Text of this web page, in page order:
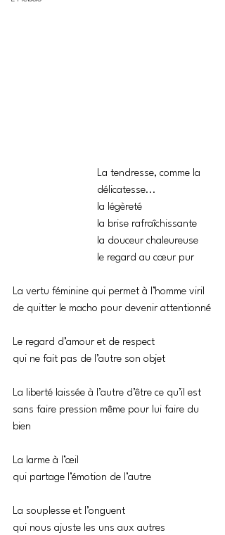
La tendresse, comme la
délicatesse...
la légèreté
la brise rafraîchissante
la douceur chaleureuse
le regard au cœur pur
La vertu féminine qui permet à l’homme viril
de quitter le macho pour devenir attentionné
Le regard d’amour et de respect
qui ne fait pas de l’autre son objet
La liberté laissée à l’autre d’être ce qu’il est
sans faire pression même pour lui faire du
bien
La larme à l’œil
qui partage l’émotion de l’autre
La souplesse et l’onguent
qui nous ajuste les uns aux autres